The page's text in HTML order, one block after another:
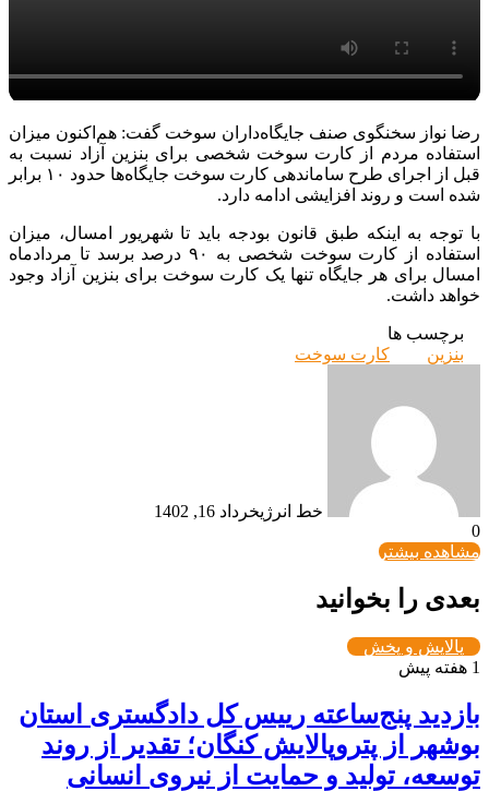
رضا نواز سخنگوی صنف جایگاه‌داران سوخت گفت: هم‌اکنون میزان
استفاده مردم از کارت سوخت شخصی برای بنزین آزاد نسبت به
قبل از اجرای طرح ساماندهی کارت سوخت جایگاه‌ها حدود ۱۰ برابر
شده است و روند افزایشی ادامه دارد.
با توجه به اینکه طبق قانون بودجه باید تا شهریور امسال، میزان
استفاده از کارت سوخت شخصی به ۹۰ درصد برسد تا مردادماه
امسال برای هر جایگاه تنها یک کارت سوخت برای بنزین آزاد وجود
خواهد داشت.
برچسب ها
بنزین
کارت سوخت
خط انرژیخرداد 16, 1402
0
مشاهده بیشتر
بعدی را بخوانید
پالایش و پخش
1 هفته پیش
بازدید پنج‌ساعته رییس کل دادگستری استان
بوشهر از پتروپالایش کنگان؛ تقدیر از روند
توسعه، تولید و حمایت از نیروی انسانی